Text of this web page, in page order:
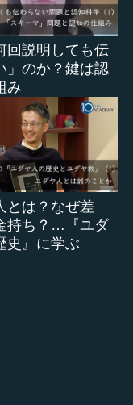
回説明しても伝
」のか？鍵は認
み
とは？なぜ差
持ち？…『ユダ
史』に学ぶ